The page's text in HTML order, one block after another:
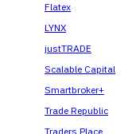
Flatex
LYNX
justTRADE
Scalable Capital
Smartbroker+
Trade Republic
Traders Place